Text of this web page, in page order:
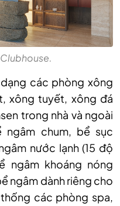
các phòng xông
xông tuyết, xông đá
trong nhà và ngoài
chum, bể sục
nước lạnh (15 độ
ngâm khoáng nóng
ngâm dành riêng cho
các phòng spa,